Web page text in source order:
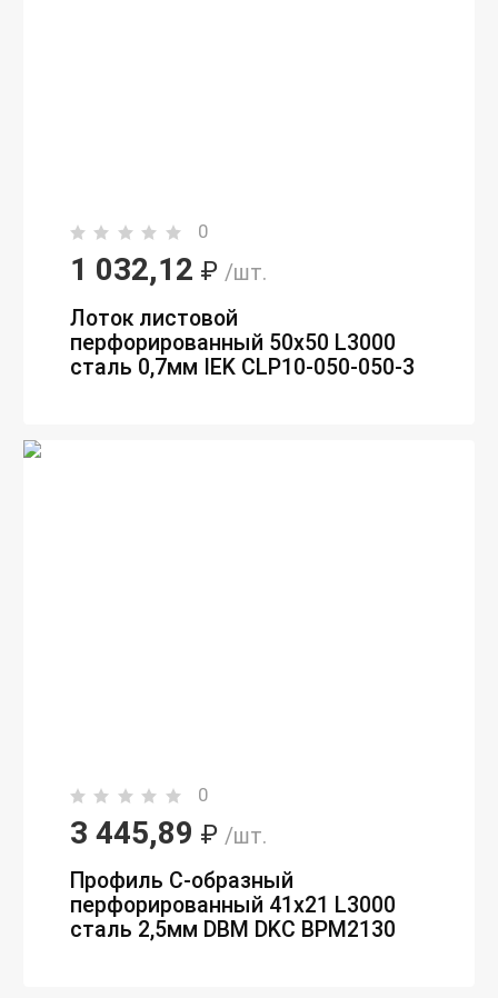
0
1 032,12 ₽ /шт.
Лоток листовой
перфорированный 50х50 L3000
сталь 0,7мм IEK CLP10-050-050-3
0
3 445,89 ₽ /шт.
Профиль С-образный
перфорированный 41х21 L3000
сталь 2,5мм DBM DKC BPM2130